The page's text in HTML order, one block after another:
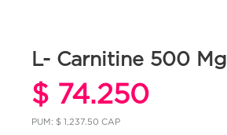
L- Carnitine 500 Mg
$ 74.250
PUM: $ 1,237.50 CAP